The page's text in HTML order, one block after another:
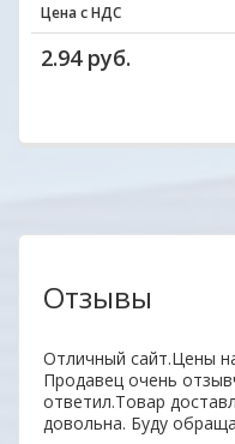
Цена с НДС
2.94 руб.
Отзывы
Отличный сайт.Цены
Продавец очень
ответил.Товар
довольна. Буду